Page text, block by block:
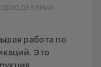
работа по
Это